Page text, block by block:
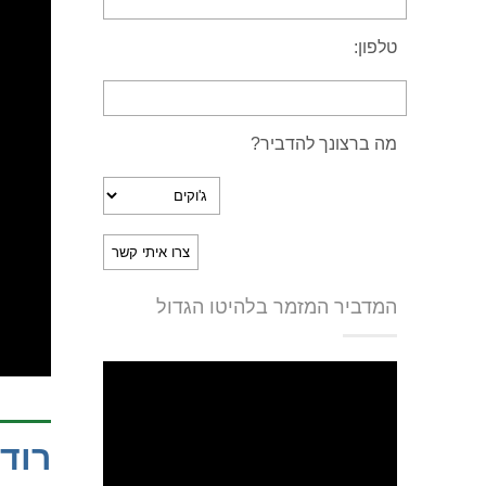
טלפון:
מה ברצונך להדביר?
המדביר המזמר בלהיטו הגדול